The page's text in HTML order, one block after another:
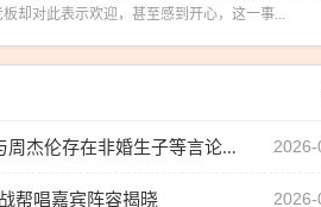
却对此表示欢迎，甚至感到开心，这一事...
刘若雪律师发布声明：网传所谓与周杰伦存在非婚生子等言论为不实信息，要求立刻停止并删除侵权信息，将对侵权行为取证并依法追究
帮唱嘉宾阵容揭晓